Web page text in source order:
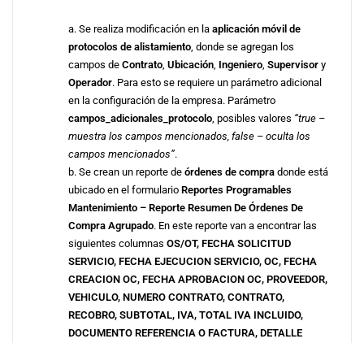
a. Se realiza modificación en la aplicación móvil de
protocolos de alistamiento, donde se agregan los
campos de Contrato, Ubicación, Ingeniero, Supervisory
Operador. Para esto se requiere un parámetro adicional
en la configuración de la empresa. Parámetro
campos_adicionales_protocolo, posibles valores “true –
muestra los campos mencionados, false – oculta los
campos mencionados”.
b. Se crean un reporte de órdenes de compradonde está
ubicado en el formulario Reportes Programables
Mantenimiento – Reporte Resumen De Órdenes De
Compra Agrupado. En este reporte van a encontrar las
siguientes columnas OS/OT, FECHA SOLICITUD
SERVICIO, FECHA EJECUCION SERVICIO, OC, FECHA
CREACION OC, FECHA APROBACION OC, PROVEEDOR,
VEHICULO, NUMERO CONTRATO, CONTRATO,
RECOBRO, SUBTOTAL, IVA, TOTAL IVA INCLUIDO,
DOCUMENTO REFERENCIA O FACTURA, DETALLE